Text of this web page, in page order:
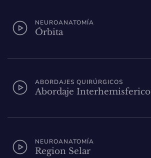
NEUROANATOMÍA
Órbita
ABORDAJES QUIRÚRGICOS
Abordaje Interhemisferico
NEUROANATOMÍA
Region Selar